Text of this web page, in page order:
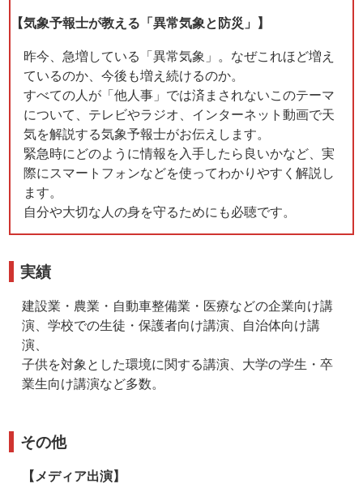
【気象予報士が教える「異常気象と防災」】
昨今、急増している「異常気象」。なぜこれほど増え
ているのか、今後も増え続けるのか。
すべての人が「他人事」では済まされないこのテーマ
について、テレビやラジオ、インターネット動画で天
気を解説する気象予報士がお伝えします。
緊急時にどのように情報を入手したら良いかなど、実
際にスマートフォンなどを使ってわかりやすく解説し
ます。
自分や大切な人の身を守るためにも必聴です。
実績
建設業・農業・自動車整備業・医療などの企業向け講
演、学校での生徒・保護者向け講演、自治体向け講
演、
子供を対象とした環境に関する講演、大学の学生・卒
業生向け講演など多数。
その他
【メディア出演】